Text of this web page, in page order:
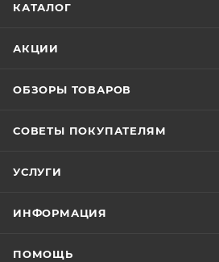
КАТАЛОГ
АКЦИИ
ОБЗОРЫ ТОВАРОВ
СОВЕТЫ ПОКУПАТЕЛЯМ
УСЛУГИ
ИНФОРМАЦИЯ
ПОМОЩЬ